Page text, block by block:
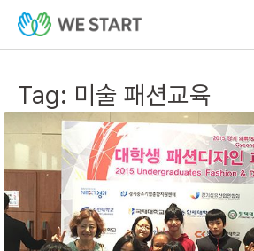
Tag: 미술 패션교육